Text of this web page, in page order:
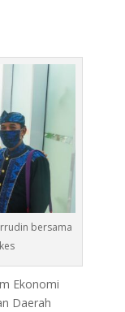
bersama
Ekonomi
Daerah